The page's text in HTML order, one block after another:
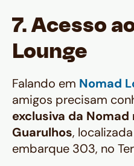
7. Acesso
Lounge
Falando em Nomad
amigos precisam
exclusiva da
Guarulhos,
embarque 303, no